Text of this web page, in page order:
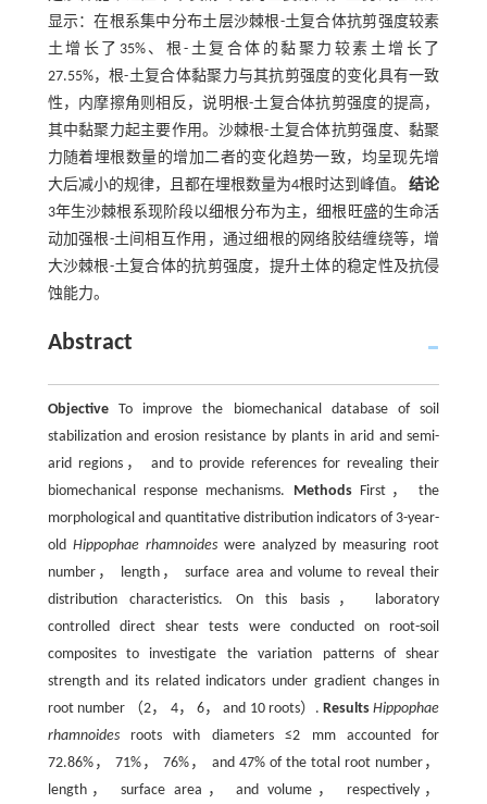
显示：在根系集中分布土层沙棘根-土复合体抗剪强度较素
土增长了35%、根-土复合体的黏聚力较素土增长了
27.55%，根-土复合体黏聚力与其抗剪强度的变化具有一致
性，内摩擦角则相反，说明根-土复合体抗剪强度的提高，
其中黏聚力起主要作用。沙棘根-土复合体抗剪强度、黏聚
力随着埋根数量的增加二者的变化趋势一致，均呈现先增
大后减小的规律，且都在埋根数量为4根时达到峰值。结论
3年生沙棘根系现阶段以细根分布为主，细根旺盛的生命活
动加强根-土间相互作用，通过细根的网络胶结缠绕等，增
大沙棘根-土复合体的抗剪强度，提升土体的稳定性及抗侵
蚀能力。
Abstract
ObjectiveTo improve the biomechanical database of soil
stabilization and erosion resistance by plants in arid and semi-
arid regions， and to provide references for revealing their
biomechanical response mechanisms. MethodsFirst， the
morphological and quantitative distribution indicators of 3-year-
old Hippophae rhamnoideswere analyzed by measuring root
number， length， surface area and volume to reveal their
distribution characteristics. On this basis， laboratory
controlled direct shear tests were conducted on root-soil
composites to investigate the variation patterns of shear
strength and its related indicators under gradient changes in
root number （2， 4， 6， and 10 roots）.Results Hippophae
rhamnoidesroots with diameters ≤2 mm accounted for
72.86%， 71%， 76%， and 47% of the total root number，
length， surface area， and volume， respectively，